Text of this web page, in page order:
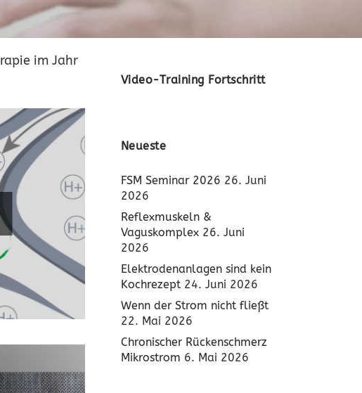
im Jahr
Video-Training Fortschritt
Neueste
FSM Seminar 2026 26. Juni
2026
Reflexmuskeln &
Vaguskomplex 26. Juni
2026
Elektrodenanlagen sind kein
Kochrezept 24. Juni 2026
Wenn der Strom nicht fließt
22. Mai 2026
Chronischer Rückenschmerz
Mikrostrom 6. Mai 2026